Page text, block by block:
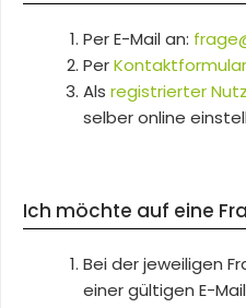
Per E-Mail an:
PerKontaktformular
Als registrierter
selber online
Ich möchte auf eine
Bei der jeweiligen
einer gültigen E-